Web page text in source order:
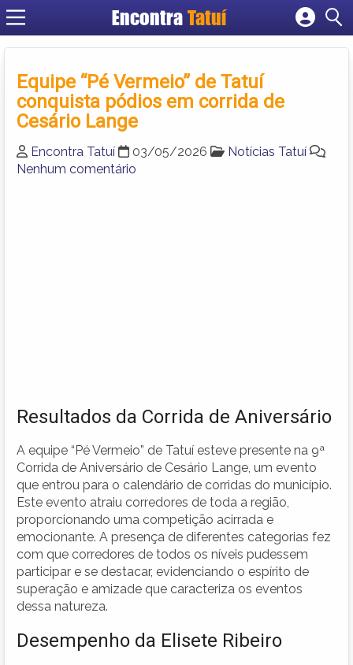
Encontra Tatuí
Cadastrar empresa
Criar conta
Equipe “Pé Vermeio” de Tatuí
conquista pódios em corrida de
Cesário Lange
Encontra Tatuí 03/05/2026
Notícias Tatuí
Nenhum comentário
Resultados da Corrida de Aniversário
A equipe “Pé Vermeio” de Tatuí esteve presente na 9ª
Corrida de Aniversário de Cesário Lange, um evento
que entrou para o calendário de corridas do município.
Este evento atraiu corredores de toda a região,
proporcionando uma competição acirrada e
emocionante. A presença de diferentes categorias fez
com que corredores de todos os níveis pudessem
participar e se destacar, evidenciando o espírito de
superação e amizade que caracteriza os eventos
dessa natureza.
Desempenho da Elisete Ribeiro